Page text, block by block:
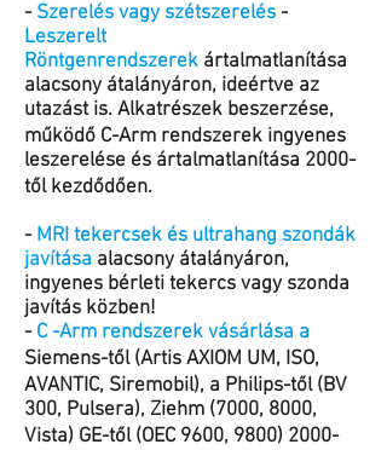
- Szerelés vagy szétszerelés -
Leszerelt
Röntgenrendszerek ártalmatlanítása
alacsony átalányáron, ideértve az
utazást is. Alkatrészek beszerzése,
működő C-Arm rendszerek ingyenes
leszerelése és ártalmatlanítása 2000-
től kezdődően.
- MRI tekercsek és ultrahang szondák
javítása alacsony átalányáron,
ingyenes bérleti tekercs vagy szonda
javítás közben!
- C -Arm rendszerek vásárlása a
Siemens-től (Artis AXIOM UM, ISO,
AVANTIC, Siremobil), a Philips-től (BV
300, Pulsera), Ziehm (7000, 8000,
Vista) GE-től (OEC 9600, 9800) 2000-